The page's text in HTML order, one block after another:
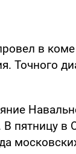
в
Точного
пятницу в